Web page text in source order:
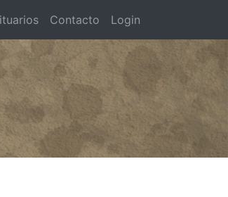
Contacto Login